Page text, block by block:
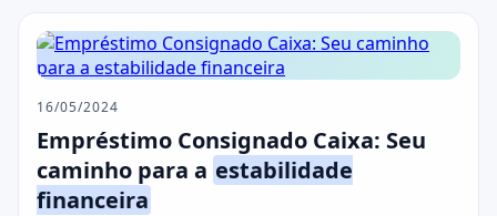
16/05/2024
Empréstimo Consignado Caixa: Seu
caminho para a estabilidade
financeira